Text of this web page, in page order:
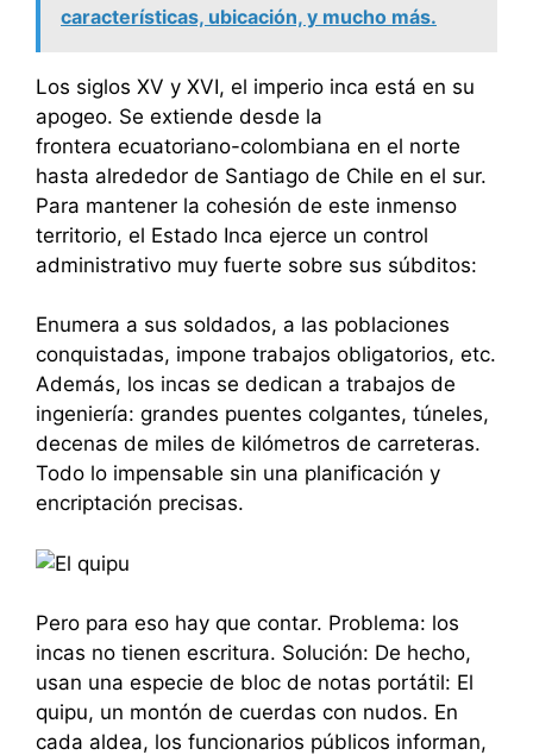
características, ubicación, y mucho más.
Los siglos XV y XVI, el imperio inca está en su
apogeo. Se extiende desde la
frontera ecuatoriano-colombiana en el norte
hasta alrededor de Santiago de Chile en el sur.
Para mantener la cohesión de este inmenso
territorio, el Estado Inca ejerce un control
administrativo muy fuerte sobre sus súbditos:
Enumera a sus soldados, a las poblaciones
conquistadas, impone trabajos obligatorios, etc.
Además, los incas se dedican a trabajos de
ingeniería: grandes puentes colgantes, túneles,
decenas de miles de kilómetros de carreteras.
Todo lo impensable sin una planificación y
encriptación precisas.
Pero para eso hay que contar. Problema: los
incas no tienen escritura. Solución: De hecho,
usan una especie de bloc de notas portátil: El
quipu, un montón de cuerdas con nudos. En
cada aldea, los funcionarios públicos informan,